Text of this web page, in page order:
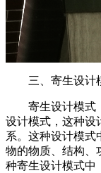
三、寄生设计
寄生设计模式，
设计模式，这种设
系。这种设计模式
物的物质、结构、
种寄生设计模式中